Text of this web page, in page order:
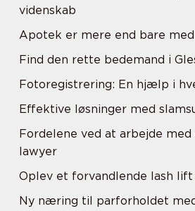
videnskab
Apotek er mere end bare
Find den rette bedemand i
Fotoregistrering: En hjælp i
Effektive løsninger med
Fordelene ved at arbejde
lawyer
Oplev et forvandlende lash
Ny næring til parforholdet